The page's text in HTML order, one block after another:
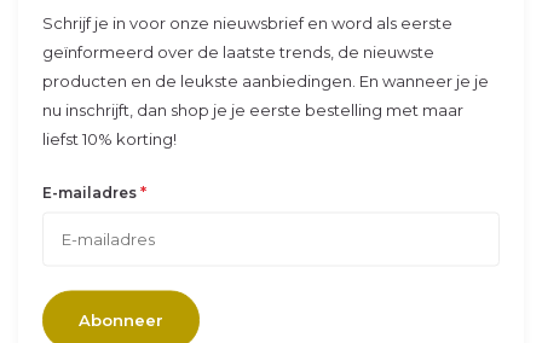
Jollein
Fleece deken | 100x150cm -
Schrijf je in voor onze nieuwsbrief en word als eerste
geïnformeerd over de laatste trends, de nieuwste
producten en de leukste aanbiedingen. En wanneer je je
nu inschrijft, dan shop je je eerste bestelling met maar
liefst 10% korting!
E-mailadres *
Abonneer